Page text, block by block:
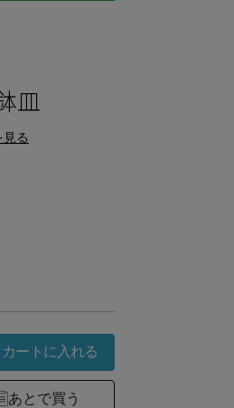
皿
見る
カートに入れる
あとで買う